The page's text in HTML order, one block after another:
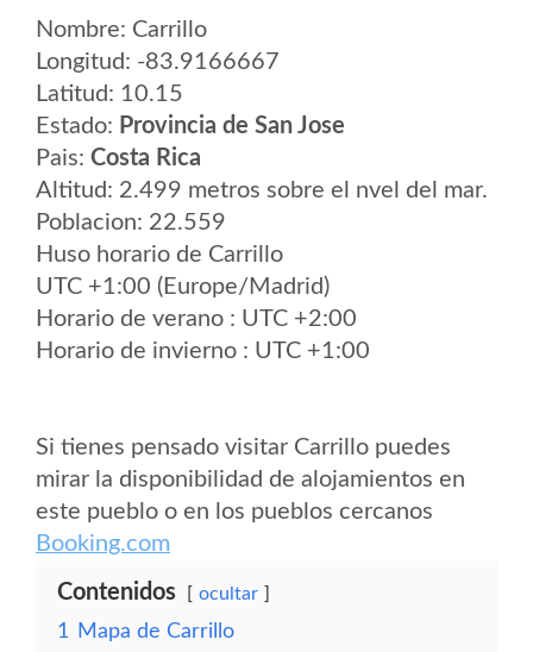
Nombre: Carrillo
Longitud: -83.9166667
Latitud: 10.15
Estado: Provincia de San Jose
Pais: Costa Rica
Altitud: 2.499 metros sobre el nvel del mar.
Poblacion: 22.559
Huso horario de Carrillo
UTC +1:00 (Europe/Madrid)
Horario de verano : UTC +2:00
Horario de invierno : UTC +1:00
Si tienes pensado visitar Carrillo puedes
mirar la disponibilidad de alojamientos en
este pueblo o en los pueblos cercanos
Booking.com
Contenidos ocultar
1
Mapa de Carrillo